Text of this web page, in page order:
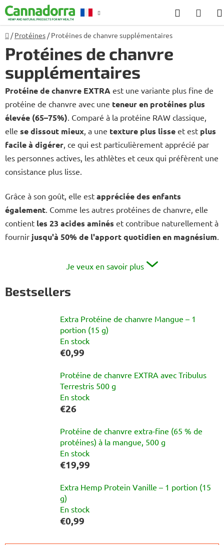
Aller
au
contenu
Accueil
/ Protéines / Protéines de chanvre supplémentaires
Protéines de chanvre
supplémentaires
Protéine de chanvre EXTRA est une variante plus fine de
protéine de chanvre avec une teneur en protéines plus
élevée (65–75%). Comparé à la protéine RAW classique,
elle se dissout mieux, a une texture plus lisse et est plus
facile à digérer, ce qui est particulièrement apprécié par
les personnes actives, les athlètes et ceux qui préfèrent une
consistance plus lisse.
Grâce à son goût, elle est appréciée des enfants
également. Comme les autres protéines de chanvre, elle
contient les 23 acides aminés et contribue naturellement à
fournir jusqu'à 50% de l'apport quotidien en magnésium.
Je veux en savoir plus
Bestsellers
Extra Protéine de chanvre Mangue – 1
portion (15 g)
En stock
€0,99
Protéine de chanvre EXTRA avec Tribulus
Terrestris 500 g
En stock
€26
Protéine de chanvre extra-fine (65 % de
protéines) à la mangue, 500 g
En stock
€19,99
Extra Hemp Protein Vanille – 1 portion (15
g)
En stock
€0,99